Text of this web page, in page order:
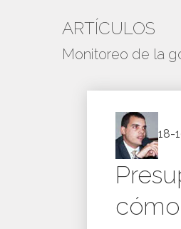
ARTÍCULOS
Monitoreo de la
18-